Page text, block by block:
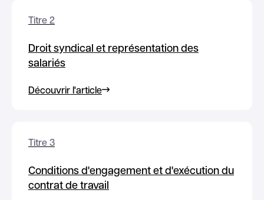
Titre 2
Droit syndical et représentation des
salariés
Découvrir l'article
Titre 3
Conditions d'engagement et d'exécution du
contrat de travail